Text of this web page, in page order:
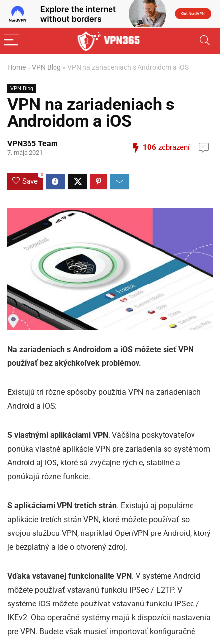
Home » VPN Blog » VPN na zariadeniach s Androidom a iOS
VPN Blog
VPN na zariadeniach s
Androidom a iOS
VPN365 Team
7. mája 2021
106 zobrazení
Save
0
Na zariadeniach s Androidom a iOS môžete sieť VPN
používať bez akýchkoľvek problémov.
Existujú tri rôzne spôsoby použitia VPN na zariadeniach
Android a iOS:
S vlastnými aplikáciami VPN. Väčšina poskytovateľov
ponúka vlastné aplikácie VPN pre zariadenia so systémom
Android aj iOS, ktoré sú zvyčajne rýchle, stabilné a
ponúkajú rôzne funkcie.
S aplikáciami VPN tretích strán. Existujú aj populárne
aplikácie tretích strán VPN, ktoré môžete používať so
svojou službou VPN, napríklad OpenVPN pre Android, ktorý
je bezplatný a ide o otvorený zdroj.
Vďaka vstavanej funkcionalite VPN. V systéme Android
môžete používať vstavanú funkciu IPSec / L2TP. V
systéme iOS môžete používať vstavanú funkciu IPSec /
IKEv2. Oba operačné systémy majú k dispozícii nastavenia
pre VPN. Budete však musieť importovať konfiguračné